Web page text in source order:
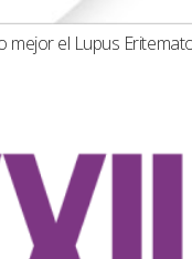
mejor el Lupus